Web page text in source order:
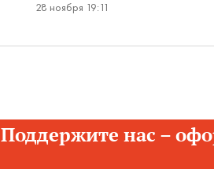
28 ноября 19:11
Поддержите нас –